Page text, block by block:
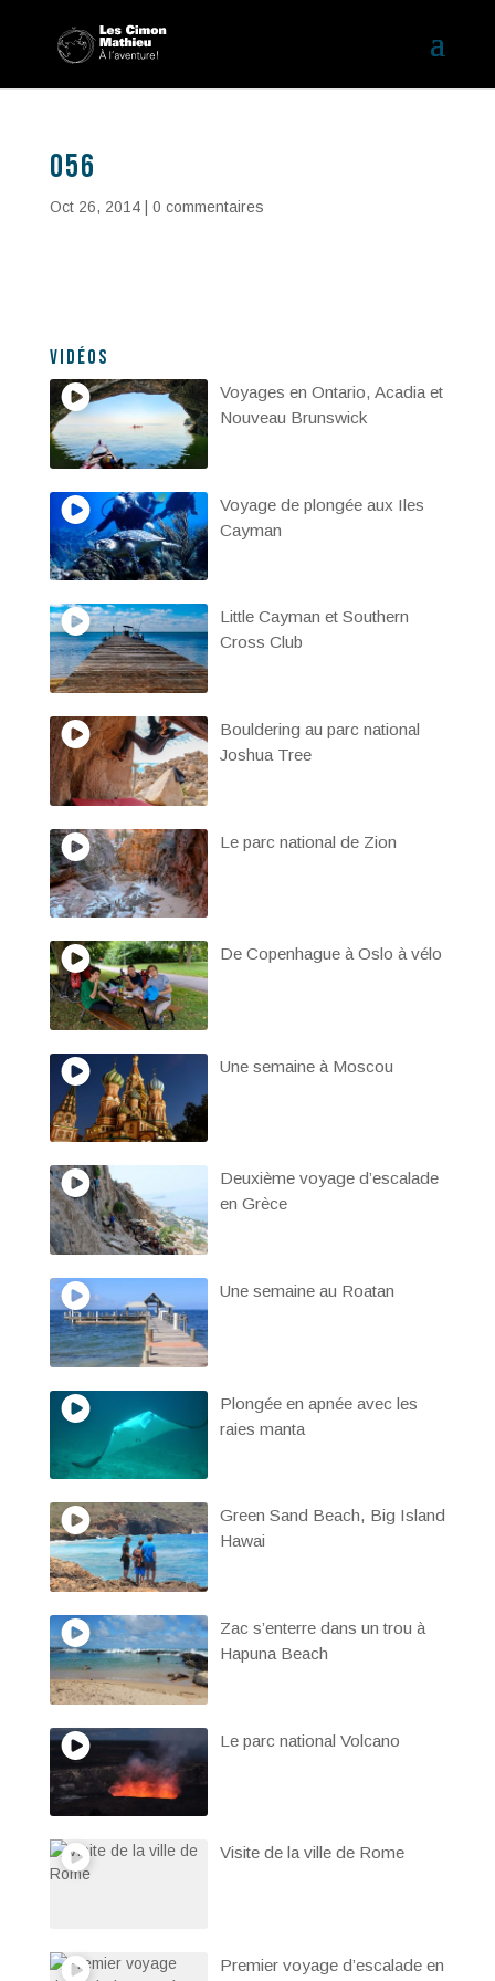
056
Oct 26, 2014| 0 commentaires
Vidéos
Voyages en Ontario, Acadia et
Nouveau Brunswick
Voyage de plongée aux Iles
Cayman
Little Cayman et Southern
Cross Club
Bouldering au parc national
Joshua Tree
Le parc national de Zion
De Copenhague à Oslo à vélo
Une semaine à Moscou
Deuxième voyage d’escalade
en Grèce
Une semaine au Roatan
Plongée en apnée avec les
raies manta
Green Sand Beach, Big Island
Hawai
Zac s’enterre dans un trou à
Hapuna Beach
Le parc national Volcano
Visite de la ville de Rome
Premier voyage d’escalade en